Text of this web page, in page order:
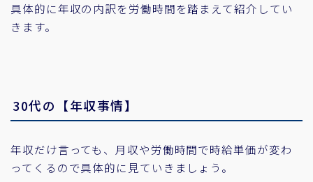
具体的に年収の内訳を労働時間を踏まえて紹介してい
きます。
30代の【年収事情】
年収だけ言っても、月収や労働時間で時給単価が変わ
ってくるので具体的に見ていきましょう。